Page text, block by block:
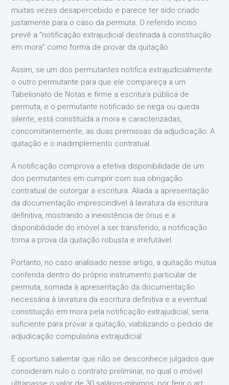
muitas vezes desapercebido e parece ter sido criado
justamente para o caso da permuta. O referido inciso
prevê a “notificação extrajudicial destinada à constituição
em mora” como forma de provar da quitação.
Assim, se um dos permutantes notifica extrajudicialmente
o outro permutante para que ele compareça a um
Tabelionato de Notas e firme a escritura pública de
permuta, e o permutante notificado se nega ou queda
silente, está constituída a mora e caracterizadas,
concomitantemente, as duas premissas da adjudicação: A
quitação e o inadimplemento contratual.
A notificação comprova a efetiva disponibilidade de um
dos permutantes em cumprir com sua obrigação
contratual de outorgar a escritura. Aliada a apresentação
da documentação imprescindível à lavratura da escritura
definitiva, mostrando a inexistência de ônus e a
disponibilidade do imóvel a ser transferido, a notificação
torna a prova da quitação robusta e irrefutável.
Portanto, no caso analisado nesse artigo, a quitação mútua
conferida dentro do próprio instrumento particular de
permuta, somada à apresentação da documentação
necessária à lavratura da escritura definitiva e a eventual
constituição em mora pela notificação extrajudicial, seria
suficiente para provar a quitação, viabilizando o pedido de
adjudicação compulsória extrajudicial.
É oportuno salientar que não se desconhece julgados que
consideram nulo o contrato preliminar, no qual o imóvel